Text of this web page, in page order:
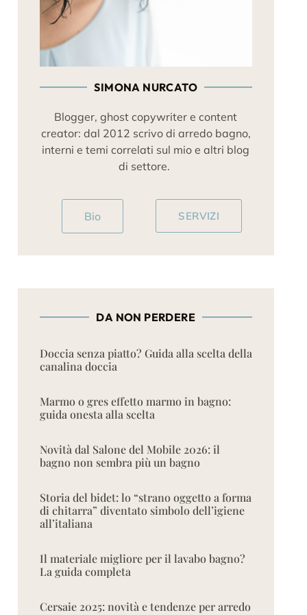
SIMONA NURCATO
Blogger, ghost copywriter e content
creator: dal 2012 scrivo di arredo bagno,
interni e temi correlati sul mio e altri blog
di settore.
Bio SERVIZI
DA NON PERDERE
Doccia senza piatto? Guida alla scelta della
canalina doccia
Marmo o gres effetto marmo in bagno:
guida onesta alla scelta
Novità dal Salone del Mobile 2026: il
bagno non sembra più un bagno
Storia del bidet: lo “strano oggetto a forma
di chitarra” diventato simbolo dell’igiene
all’italiana
Il materiale migliore per il lavabo bagno?
La guida completa
Cersaie 2025: novità e tendenze per arredo